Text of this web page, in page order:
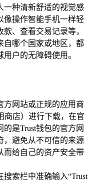
一种清新舒适的视觉感
像操作智能手机一样轻
、查看交易记录等，
自哪个国家或地区，都
户的无障碍使用。
方网站或正规的应用商
商店）进行下载，在官
是Trust钱包的官方网
，避免从不可信的来源
而给自己的资产安全带
搜索栏中准确输入“Trust